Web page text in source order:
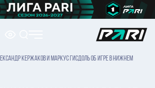
КЕРЖАКОВ И МАРКУС ГИСДОЛЬ ОБ ИГРЕ В НИЖНЕМ